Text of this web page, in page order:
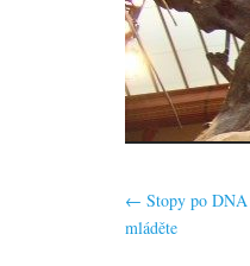
← Stopy po
mláděte